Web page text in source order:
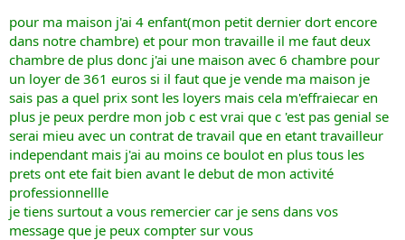
pour ma maison j'ai 4 enfant(mon petit dernier dort encore
dans notre chambre) et pour mon travaille il me faut deux
chambre de plus donc j'ai une maison avec 6 chambre pour
un loyer de 361 euros si il faut que je vende ma maison je
sais pas a quel prix sont les loyers mais cela m'effraiecar en
plus je peux perdre mon job c est vrai que c 'est pas genial se
serai mieu avec un contrat de travail que en etant travailleur
independant mais j'ai au moins ce boulot en plus tous les
prets ont ete fait bien avant le debut de mon activité
professionnellle
je tiens surtout a vous remercier car je sens dans vos
message que je peux compter sur vous